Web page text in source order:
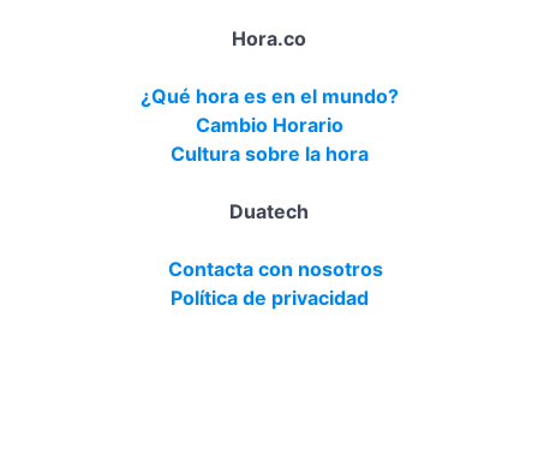
Hora.co
¿Qué hora es en el mundo?
Cambio Horario
Cultura sobre la hora
Duatech
Contacta con nosotros
Política de privacidad